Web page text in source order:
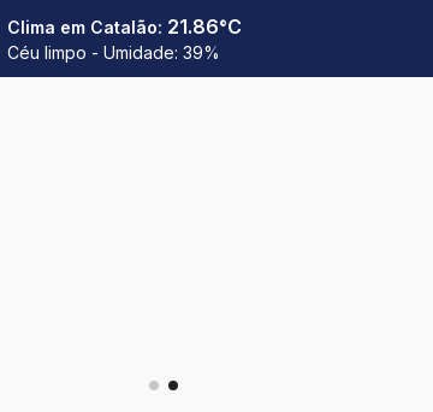
Clima em Catalão: 21.86°C
Céu limpo - Umidade: 39%